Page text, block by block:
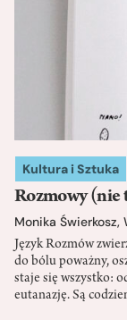
Kultura i Sztuka
Rozmowy (nie
Monika Świerkosz,
Język Rozmów
do bólu poważny,
staje się wszystko:
eutanazję. Są